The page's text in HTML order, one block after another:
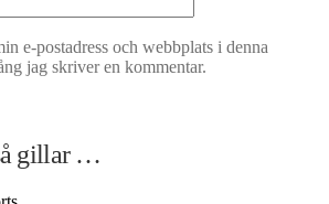
e-postadress och webbplats i denna
jag skriver en kommentar.
gillar …